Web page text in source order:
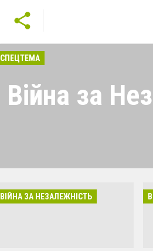
СПЕЦТЕМА
Війна за
ВІЙНА ЗА НЕЗАЛЕЖНІСТЬ